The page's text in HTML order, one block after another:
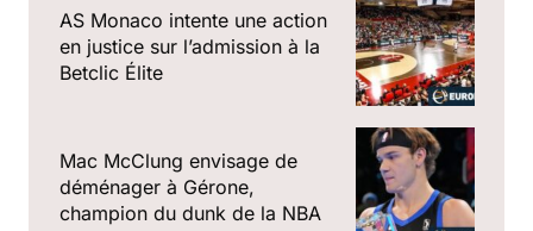
AS Monaco intente une action
en justice sur l’admission à la
Betclic Élite
Mac McClung envisage de
déménager à Gérone,
champion du dunk de la NBA